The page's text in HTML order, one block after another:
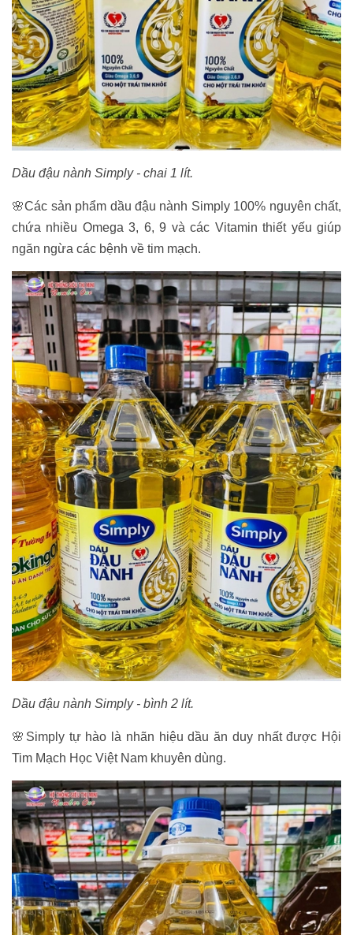
Dầu đậu nành Simply - chai 1 lít.
🌸Các sản phẩm dầu đậu nành Simply 100% nguyên chất,
chứa nhiều Omega 3, 6, 9 và các Vitamin thiết yếu giúp
ngăn ngừa các bệnh về tim mạch.
Dầu đậu nành Simply - bình 2 lít.
🌸Simply tự hào là nhãn hiệu dầu ăn duy nhất được Hội
Tim Mạch Học Việt Nam khuyên dùng.